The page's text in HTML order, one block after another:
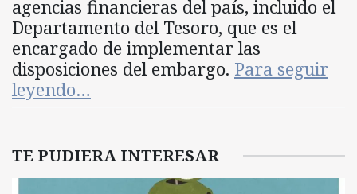
agencias financieras del país, incluido el
Departamento del Tesoro, que es el
encargado de implementar las
disposiciones del embargo. Para seguir
leyendo…
TE PUDIERA INTERESAR